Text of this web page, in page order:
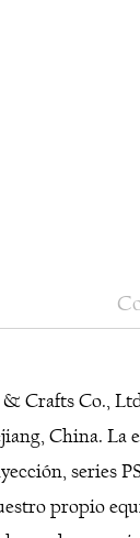
Crafts Co.,
China. La
series
propio